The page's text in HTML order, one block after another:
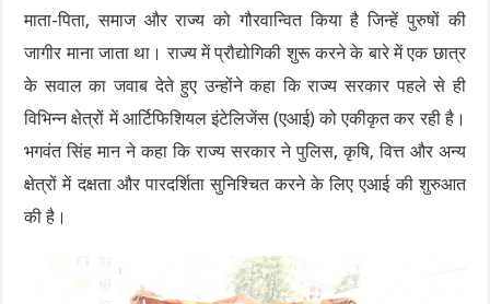
माता-पिता, समाज और राज्य को गौरवान्वित किया है जिन्हें पुरुषों की
जागीर माना जाता था। राज्य में प्रौद्योगिकी शुरू करने के बारे में एक छात्र
के सवाल का जवाब देते हुए उन्होंने कहा कि राज्य सरकार पहले से ही
विभिन्न क्षेत्रों में आर्टिफिशियल इंटेलिजेंस (एआई) को एकीकृत कर रही है।
भगवंत सिंह मान ने कहा कि राज्य सरकार ने पुलिस, कृषि, वित्त और अन्य
क्षेत्रों में दक्षता और पारदर्शिता सुनिश्चित करने के लिए एआई की शुरुआत
की है।